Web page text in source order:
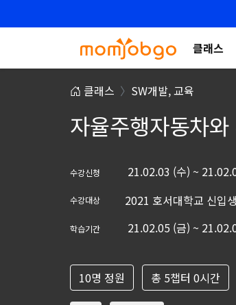
클래스
클래스 SW개발,교육
자율주행자동차
수강신청 21.02.03 (수) ~
수강대상 2021 호서대학교 신입
학습기간 21.02.05 (금) ~
10명 정원 총 5챕터 0시간